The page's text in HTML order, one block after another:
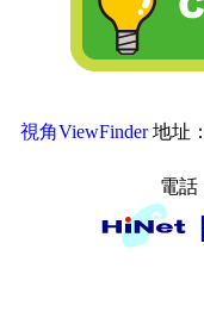
視角ViewFinder地址
電話